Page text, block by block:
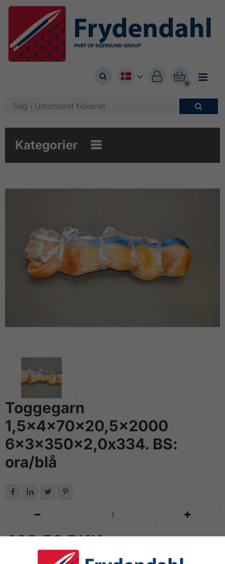


0


Kategorier 
Toggegarn
1,5x4x70x20,5x2000
6x3x350x2,0x334. BS:
ora/blå
   
 
463,50 DKK